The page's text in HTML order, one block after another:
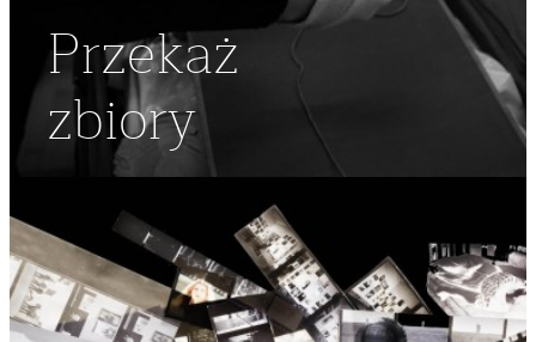
Przekaż
zbiory